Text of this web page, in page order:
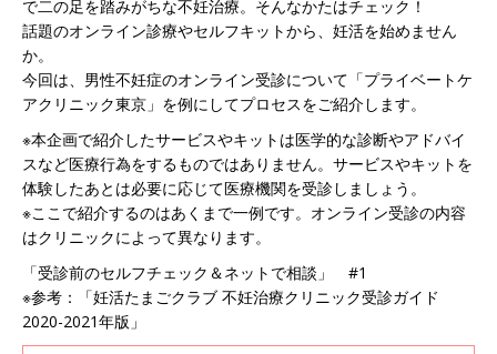
で二の足を踏みがちな不妊治療。そんなかたはチェック！
話題のオンライン診療やセルフキットから、妊活を始めません
か。
今回は、男性不妊症のオンライン受診について「プライベートケ
アクリニック東京」を例にしてプロセスをご紹介します。
※本企画で紹介したサービスやキットは医学的な診断やアドバイ
スなど医療行為をするものではありません。サービスやキットを
体験したあとは必要に応じて医療機関を受診しましょう。
※ここで紹介するのはあくまで一例です。オンライン受診の内容
はクリニックによって異なります。
「受診前のセルフチェック＆ネットで相談」 #1
※参考：「妊活たまごクラブ 不妊治療クリニック受診ガイド
2020-2021年版」